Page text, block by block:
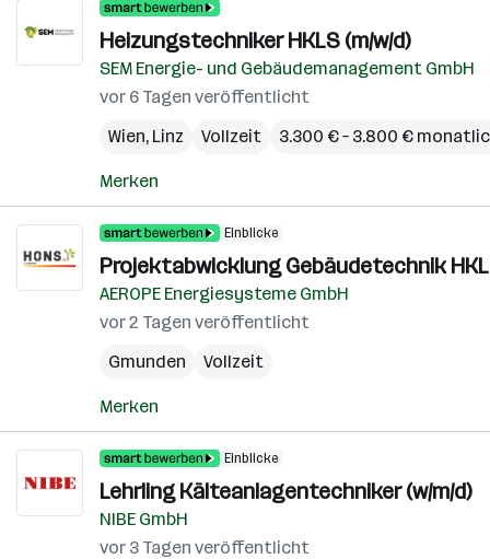
Heizungstechniker HKLS (m/w/d)
SEM Energie- und Gebäudemanagement GmbH
vor 6 Tagen veröffentlicht
Wien, Linz Vollzeit 3.300 € – 3.800 €
Merken
Einblicke
Projektabwicklung Gebäudetechnik
AEROPE Energiesysteme GmbH
vor 2 Tagen veröffentlicht
Gmunden
Vollzeit
Merken
Einblicke
Lehrling Kälteanlagentechniker (w/m/d)
NIBE GmbH
vor 3 Tagen veröffentlicht